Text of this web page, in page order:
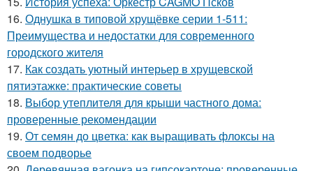
16. Однушка в типовой хрущёвке серии 1-511:
Преимущества и недостатки для современного
городского жителя
17. Как создать уютный интерьер в хрущевской
пятиэтажке: практические советы
18. Выбор утеплителя для крыши частного дома:
проверенные рекомендации
19. От семян до цветка: как выращивать флоксы на
своем подворье